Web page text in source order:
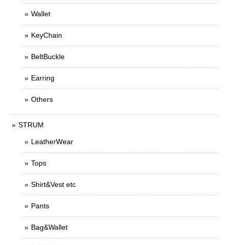
Wallet
KeyChain
BeltBuckle
Earring
Others
STRUM
LeatherWear
Tops
Shirt&Vest etc
Pants
Bag&Wallet